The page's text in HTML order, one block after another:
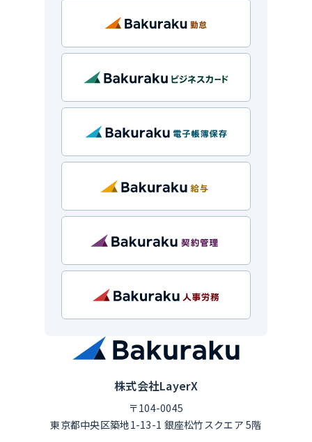
株式会社LayerX
〒104-0045
東京都中央区築地1-13-1 銀座松竹スクエア 5階